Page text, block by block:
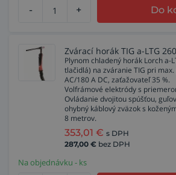
- + Do
Zvárací horák TIG a-LTG
Plynom chladený horák Lorch a-
tlačidlá) na zváranie TIG pri
AC/180 A DC, zaťažovateľ 35 %.
Volfrámové elektródy s
Ovládanie dvojitou spúšťou,
ohybný káblový zväzok s
8 metrov.
353,01 € s DPH
287,00 € bez DPH
Na objednávku - ks